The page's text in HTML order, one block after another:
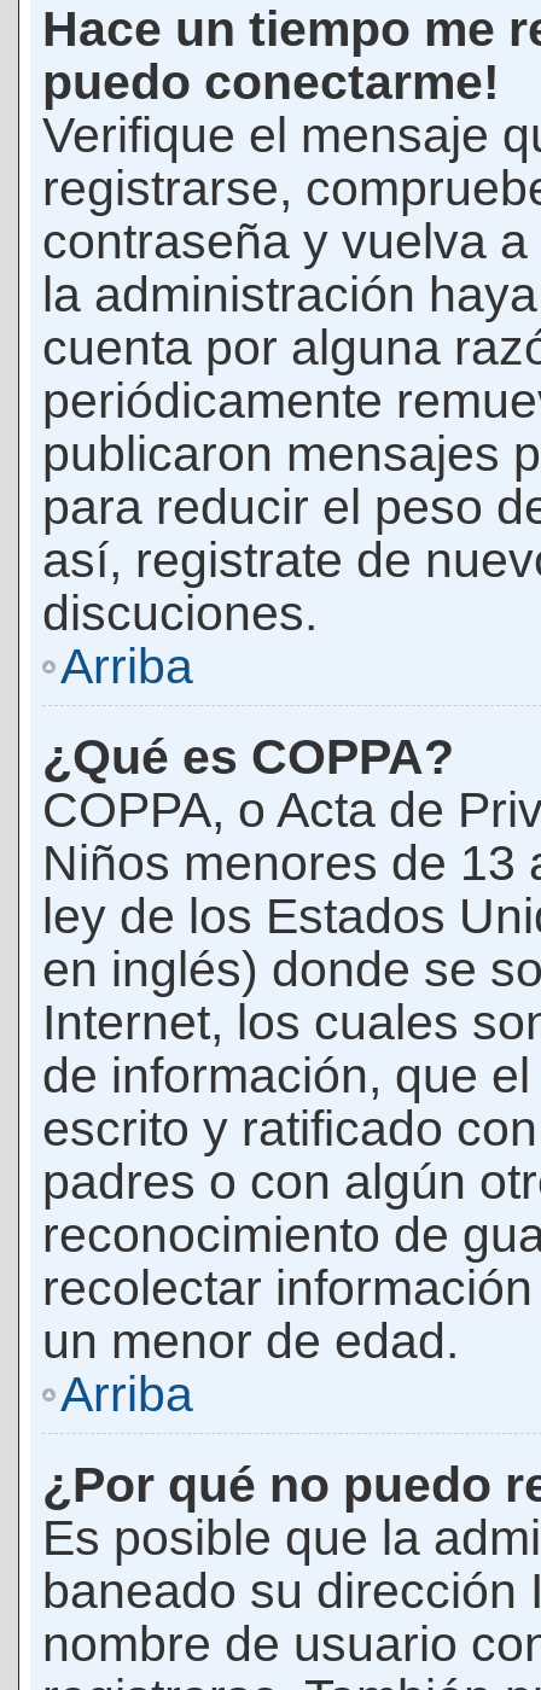
Hace un tiempo me
puedo conectarme!
Verifique el mensaje
registrarse,
contraseña y vuelva
la administración
cuenta por alguna
periódicamente
publicaron mensajes
para reducir el peso
así, registrate de
discuciones.
Arriba
¿Qué es COPPA?
COPPA, o Acta de
Niños menores de 13
ley de los Estados
en inglés) donde se
Internet, los cuales
de información, que
escrito y ratificado
padres o con algún
reconocimiento de
recolectar
un menor de edad.
Arriba
¿Por qué no puedo
Es posible que la
baneado su dirección
nombre de usuario